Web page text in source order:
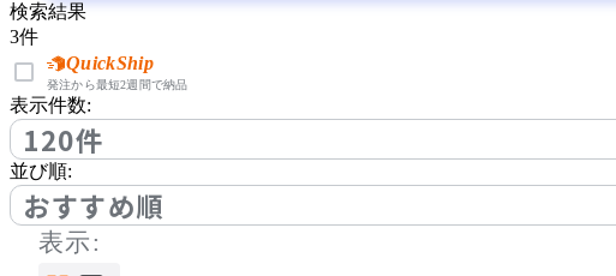
アノニマカステッリ
Another Garden
アナザーガーデン
検索結果
3件
QuickShip
発注から最短2週間で納品
表示件数:
120件
並び順:
おすすめ順
表示: